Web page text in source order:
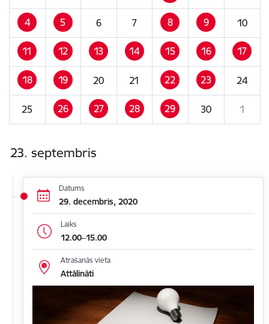
4 5 6 7 8 9 10
11 12 13 14 15 16 17
18 19 20 21 22 23 24
25 26 27 28 29 30 1
23. septembris
Datums
29. decembris, 2020
Laiks
12.00–15.00
Atrašanās vieta
Attālināti